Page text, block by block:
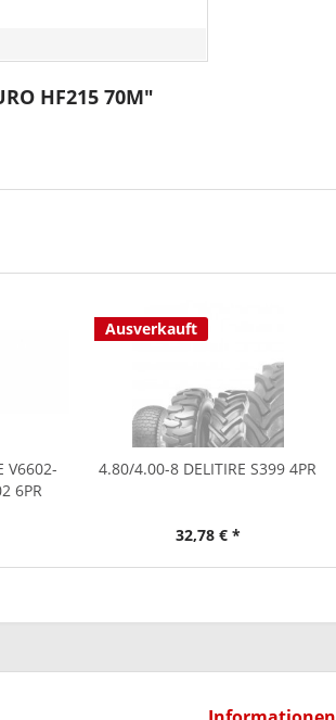
HF215 70M"
V6602-
6PR
Ausverkauft
4.80/4.00-8 DELITIRE S399 4PR
32,78 € *